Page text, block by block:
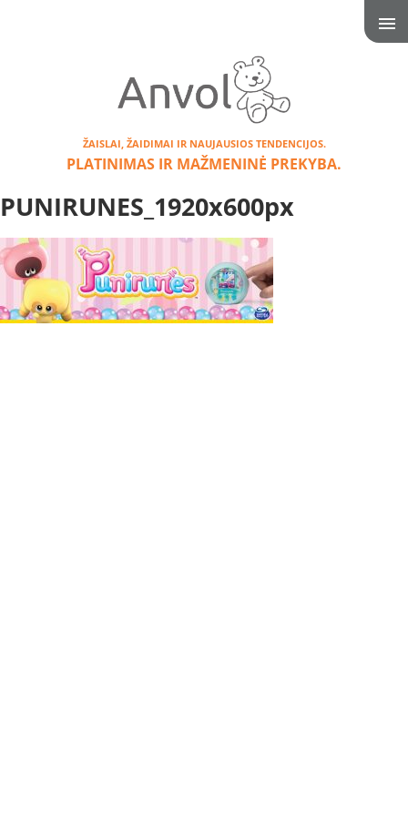
ŽAISLAI, ŽAIDIMAI IR NAUJAUSIOS TENDENCIJOS.
PLATINIMAS IR MAŽMENINĖ PREKYBA.
PUNIRUNES_1920x600px